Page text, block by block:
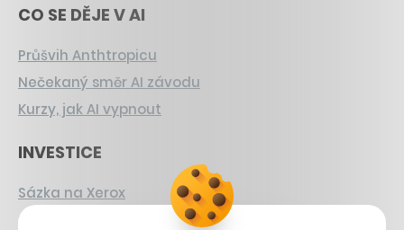
CO SE DĚJE V AI
Průšvih Anthtropicu
Nečekaný směr AI závodu
Kurzy, jak AI vypnout
INVESTICE
Sázka na Xerox
Strnad v Pirelli